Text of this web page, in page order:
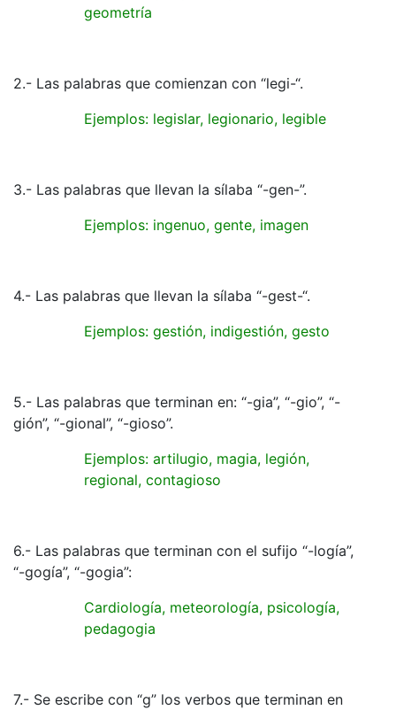
geometría
2.- Las palabras que comienzan con “legi-“.
Ejemplos: legislar, legionario, legible
3.- Las palabras que llevan la sílaba “-gen-”.
Ejemplos: ingenuo, gente, imagen
4.- Las palabras que llevan la sílaba “-gest-“.
Ejemplos: gestión, indigestión, gesto
5.- Las palabras que terminan en: “-gia”, “-gio”, “-
gión”, “-gional”, “-gioso”.
Ejemplos: artilugio, magia, legión,
regional, contagioso
6.- Las palabras que terminan con el sufijo “-logía”,
“-gogía”, “-gogia”:
Cardiología, meteorología, psicología,
pedagogia
7.- Se escribe con “g” los verbos que terminan en